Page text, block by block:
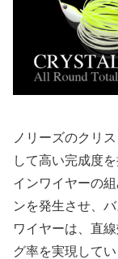
ノリーズのクリ
して高い完成度
インワイヤーの
ンを発生させ、
ワイヤーは、直
グ率を実現して